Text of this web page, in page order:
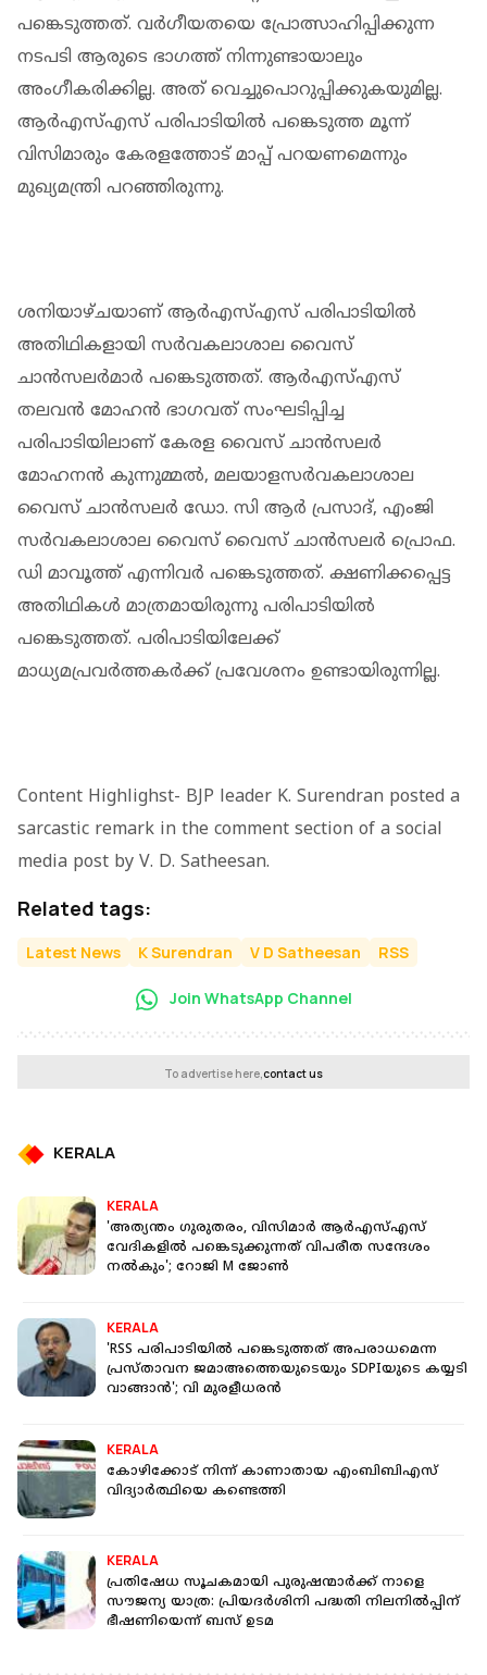
പങ്കെടുത്തത്. വര്‍ഗീയതയെ പ്രോത്സാഹിപ്പിക്കുന്ന
നടപടി ആരുടെ ഭാഗത്ത് നിന്നുണ്ടായാലും
അംഗീകരിക്കില്ല. അത് വെച്ചുപൊറുപ്പിക്കുകയുമില്ല.
ആര്‍എസ്എസ് പരിപാടിയില്‍ പങ്കെടുത്ത മൂന്ന്
വിസിമാരും കേരളത്തോട് മാപ്പ് പറയണമെന്നും
മുഖ്യമന്ത്രി പറഞ്ഞിരുന്നു.
ശനിയാഴ്ചയാണ് ആര്‍എസ്എസ് പരിപാടിയില്‍
അതിഥികളായി സര്‍വകലാശാല വൈസ്
ചാന്‍സലര്‍മാര്‍ പങ്കെടുത്തത്. ആര്‍എസ്എസ്
തലവന്‍ മോഹന്‍ ഭാഗവത് സംഘടിപ്പിച്ച
പരിപാടിയിലാണ് കേരള വൈസ് ചാന്‍സലര്‍
മോഹനന്‍ കുന്നുമ്മല്‍, മലയാളസര്‍വകലാശാല
വൈസ് ചാന്‍സലര്‍ ഡോ. സി ആര്‍ പ്രസാദ്, എംജി
സര്‍വകലാശാല വൈസ് വൈസ് ചാന്‍സലര്‍ പ്രൊഫ.
ഡി മാവൂത്ത് എന്നിവര്‍ പങ്കെടുത്തത്. ക്ഷണിക്കപ്പെട്ട
അതിഥികള്‍ മാത്രമായിരുന്നു പരിപാടിയില്‍
പങ്കെടുത്തത്. പരിപാടിയിലേക്ക്
മാധ്യമപ്രവര്‍ത്തകര്‍ക്ക് പ്രവേശനം ഉണ്ടായിരുന്നില്ല.
Content Highlighst- BJP leader K. Surendran posted a
sarcastic remark in the comment section of a social
media post by V. D. Satheesan.
Related tags:
Latest News K Surendran V D Satheesan RSS
Join WhatsApp Channel
To advertise here,contact us
KERALA
KERALA
'അത്യന്തം ഗുരുതരം, വിസിമാര്‍ ആര്‍എസ്എസ്
വേദികളില്‍ പങ്കെടുക്കുന്നത് വിപരീത സന്ദേശം
നല്‍കും'; റോജി M ജോണ്‍
KERALA
'RSS പരിപാടിയില്‍ പങ്കെടുത്തത് അപരാധമെന്ന
പ്രസ്താവന ജമാഅത്തെയുടെയും SDPIയുടെ കയ്യടി
വാങ്ങാന്‍'; വി മുരളീധരന്‍
KERALA
കോഴിക്കോട് നിന്ന് കാണാതായ എംബിബിഎസ്
വിദ്യാര്‍ത്ഥിയെ കണ്ടെത്തി
KERALA
പ്രതിഷേധ സൂചകമായി പുരുഷന്മാർക്ക് നാളെ
സൗജന്യ യാത്ര: പ്രിയദർശിനി പദ്ധതി നിലനിൽപ്പിന്
ഭീഷണിയെന്ന് ബസ് ഉടമ